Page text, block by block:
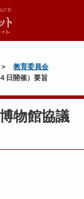
教育委員会
日開催）要旨
物館協議